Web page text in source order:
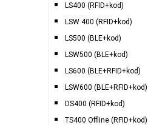
LS400 (RFID+kod)
LSW 400 (RFID+kod)
LS500 (BLE+kod)
LSW500 (BLE+kod)
LS600 (BLE+RFID+kod)
LSW600 (BLE+RFID+kod)
DS400 (RFID+kod)
TS400 Offline (RFID+kod)